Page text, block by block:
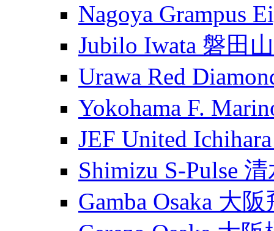
Nagoya Grampus
Jubilo Iwata 磐田
Urawa Red
Yokohama F.
JEF United
Shimizu S-Pulse
Gamba Osaka 大